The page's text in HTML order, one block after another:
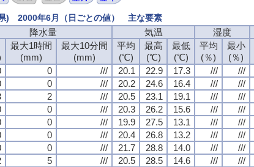
) 2000年6月（日ごとの値） 主な要素
降水量 気温 湿度
最大1時間
(mm)
最大10分間
(mm)
平均
(℃)
最高
(℃)
最低
(℃)
平均
(％)
最小
(％)
0 /// 20.1 22.9 17.3 /// ///
0 /// 20.2 24.6 16.4 /// ///
2 /// 20.5 23.1 19.1 /// ///
0 /// 20.3 26.2 15.6 /// ///
0 /// 19.9 27.5 13.1 /// ///
0 /// 20.4 26.8 13.2 /// ///
0 /// 21.7 28.8 14.0 /// ///
5 /// 20.5 28.5 14.6 /// ///
降水量 気温 湿度
最大1時間
(mm)
最大10分間
(mm)
平均
(℃)
最高
(℃)
最低
(℃)
平均
(％)
最小
(％)
0 /// 20.1 22.9 17.3 /// ///
0 /// 20.2 24.6 16.4 /// ///
2 /// 20.5 23.1 19.1 /// ///
0 /// 20.3 26.2 15.6 /// ///
0 /// 19.9 27.5 13.1 /// ///
0 /// 20.4 26.8 13.2 /// ///
0 /// 21.7 28.8 14.0 /// ///
5 /// 20.5 28.5 14.6 /// ///
降水量 気温 湿度
最大1時間
(mm)
最大10分間
(mm)
平均
(℃)
最高
(℃)
最低
(℃)
平均
(％)
最小
(％)
0 /// 20.1 22.9 17.3 /// ///
0 /// 20.2 24.6 16.4 /// ///
2 /// 20.5 23.1 19.1 /// ///
0 /// 20.3 26.2 15.6 /// ///
0 /// 19.9 27.5 13.1 /// ///
0 /// 20.4 26.8 13.2 /// ///
0 /// 21.7 28.8 14.0 /// ///
5 /// 20.5 28.5 14.6 /// ///
降水量 気温 湿度
最大1時間
(mm)
最大10分間
(mm)
平均
(℃)
最高
(℃)
最低
(℃)
平均
(％)
最小
(％)
0 /// 20.1 22.9 17.3 /// ///
0 /// 20.2 24.6 16.4 /// ///
2 /// 20.5 23.1 19.1 /// ///
0 /// 20.3 26.2 15.6 /// ///
0 /// 19.9 27.5 13.1 /// ///
0 /// 20.4 26.8 13.2 /// ///
0 /// 21.7 28.8 14.0 /// ///
5 /// 20.5 28.5 14.6 /// ///